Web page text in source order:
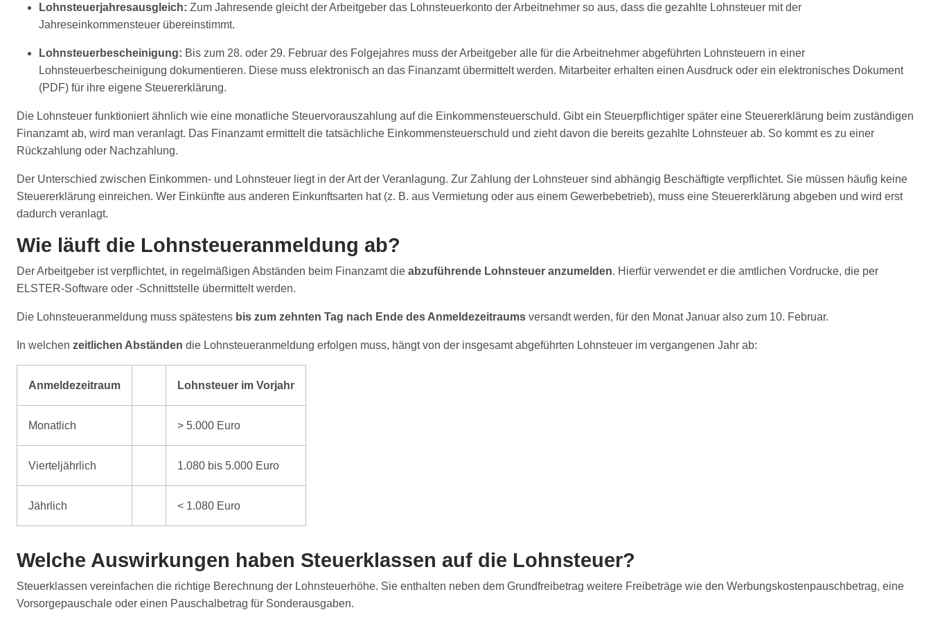
Lohnsteuerjahresausgleich: Zum Jahresende gleicht der Arbeitgeber das Lohnsteuerkonto der Arbeitnehmer so aus, dass die gezahlte Lohnsteuer mit der
Jahreseinkommensteuer übereinstimmt.
Lohnsteuerbescheinigung: Bis zum 28. oder 29. Februar des Folgejahres muss der Arbeitgeber alle für die Arbeitnehmer abgeführten Lohnsteuern in einer
Lohnsteuerbescheinigung dokumentieren. Diese muss elektronisch an das Finanzamt übermittelt werden. Mitarbeiter erhalten einen Ausdruck oder ein elektronisches Dokument
(PDF) für ihre eigene Steuererklärung.
Die Lohnsteuer funktioniert ähnlich wie eine monatliche Steuervorauszahlung auf die Einkommensteuerschuld. Gibt ein Steuerpflichtiger später eine Steuererklärung beim zuständigen
Finanzamt ab, wird man veranlagt. Das Finanzamt ermittelt die tatsächliche Einkommensteuerschuld und zieht davon die bereits gezahlte Lohnsteuer ab. So kommt es zu einer
Rückzahlung oder Nachzahlung.
Der Unterschied zwischen Einkommen- und Lohnsteuer liegt in der Art der Veranlagung. Zur Zahlung der Lohnsteuer sind abhängig Beschäftigte verpflichtet. Sie müssen häufig keine
Steuererklärung einreichen. Wer Einkünfte aus anderen Einkunftsarten hat (z. B. aus Vermietung oder aus einem Gewerbebetrieb), muss eine Steuererklärung abgeben und wird erst
dadurch veranlagt.
Wie läuft die Lohnsteueranmeldung ab?
Der Arbeitgeber ist verpflichtet, in regelmäßigen Abständen beim Finanzamt die abzuführende Lohnsteuer anzumelden. Hierfür verwendet er die amtlichen Vordrucke, die per
ELSTER-Software oder -Schnittstelle übermittelt werden.
Die Lohnsteueranmeldung muss spätestens bis zum zehnten Tag nach Ende des Anmeldezeitraums versandt werden, für den Monat Januar also zum 10. Februar.
In welchen zeitlichen Abständen die Lohnsteueranmeldung erfolgen muss, hängt von der insgesamt abgeführten Lohnsteuer im vergangenen Jahr ab:
Anmeldezeitraum Lohnsteuer im Vorjahr
Monatlich > 5.000 Euro
Vierteljährlich 1.080 bis 5.000 Euro
Jährlich < 1.080 Euro
Welche Auswirkungen haben Steuerklassen auf die Lohnsteuer?
Steuerklassen vereinfachen die richtige Berechnung der Lohnsteuerhöhe. Sie enthalten neben dem Grundfreibetrag weitere Freibeträge wie den Werbungskostenpauschbetrag, eine
Vorsorgepauschale oder einen Pauschalbetrag für Sonderausgaben.